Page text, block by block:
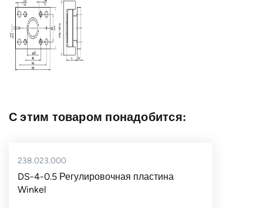
Страна
С этим товаром понадобится:
238.023.000
DS-4-0.5 Регулировочная пластина
Winkel